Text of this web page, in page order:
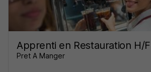
Apprenti en Restauration H/F
Pret A Manger